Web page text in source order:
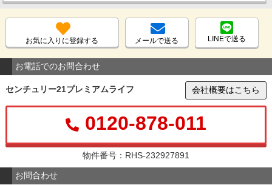
お気に入りに登録する メールで送る LINEで送る
お電話でのお問合わせ
センチュリー21プレミアムライフ 会社概要はこちら
0120-878-011
物件番号：RHS-232927891
お問合わせ